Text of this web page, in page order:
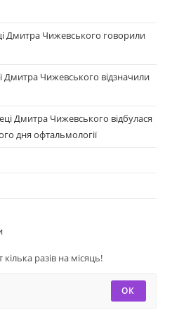
Дмитра Чижевського говорили
Дмитра Чижевського відзначили
Дмитра Чижевського відбулася
дня офтальмології
разів на місяць!
ОК